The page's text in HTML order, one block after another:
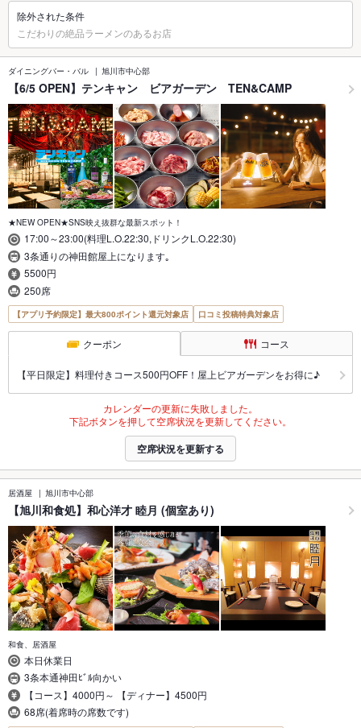
除外された条件
こだわりの絶品ラーメンのあるお店
ダイニングバー・バル 旭川市中心部
【6/5 OPEN】テンキャン ビアガーデン TEN&CAMP
★NEW OPEN★SNS映え抜群な最新スポット！
17:00～23:00(料理L.O.22:30,ドリンクL.O.22:30)
3条通りの神田館屋上になります｡
5500円
250席
【アプリ予約限定】最大800ポイント還元対象店 口コミ投稿特典対象店
クーポン コース
【平日限定】料理付きコース500円OFF！屋上ビアガーデンをお得に♪
カレンダーの更新に失敗しました。
下記ボタンを押して空席状況を更新してください。
空席状況を更新する
居酒屋 旭川市中心部
【旭川和食処】和心洋才 睦月 (個室あり)
和食、居酒屋
本日休業日
3条本通神田ﾋﾞﾙ向かい
【コース】4000円～ 【ディナー】4500円
68席(着席時の席数です)